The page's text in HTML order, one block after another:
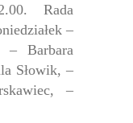
Rada
–
– Barbara
Słowik, –
–